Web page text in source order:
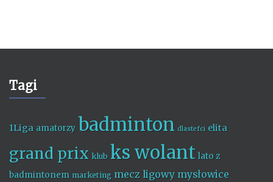
Tagi
1Liga amatorzy badminton dlastefci elita
grand prix klub ks wolant lato z
badmintonem marketing mecz ligowy mysłowice